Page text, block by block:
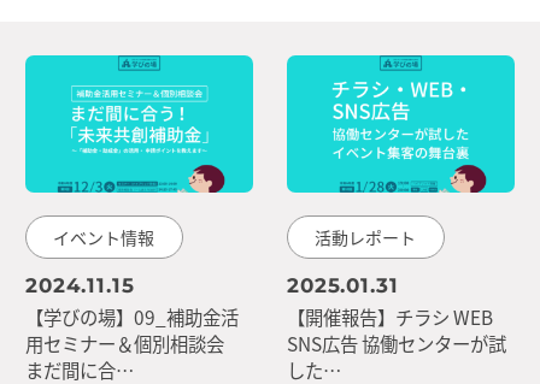
イベント情報
2024.11.15
【学びの場】09_補助金活
用セミナー＆個別相談会
まだ間に合…
活動レポート
2025.01.31
【開催報告】チラシ WEB
SNS広告 協働センターが試
した…